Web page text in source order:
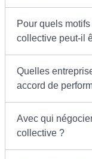
Pour quels
collective peut-il
Quelles
accord de
Avec qui
collective ?